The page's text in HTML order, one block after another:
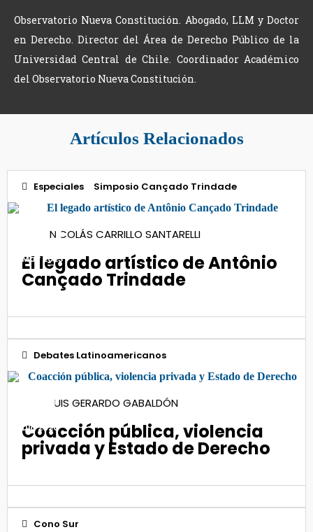
Observatorio Nueva Constitución. Abogado, LLM y Doctor
en Derecho. Director del Área de Derecho Público de la
Universidad Central de Chile. Coordinador Académico
del Observatorio Nueva Constitución.
Artículos Relacionados
Especiales Simposio Cançado Trindade
30
May 2023
NICOLÁS CARRILLO SANTARELLI
El legado artístico de Antônio
Cançado Trindade
Debates Latinoamericanos
10
Dic 2020
LUIS GERARDO GABALDÓN
Coacción pública, violencia
privada y Estado de Derecho
Cono Sur